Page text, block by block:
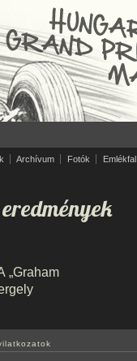
Archívum Fotók Emlékfal
„Graham